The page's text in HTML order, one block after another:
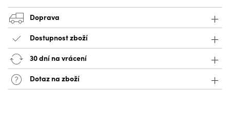
Doprava
Dostupnost zboží
30 dní na vrácení
Dotaz na zboží